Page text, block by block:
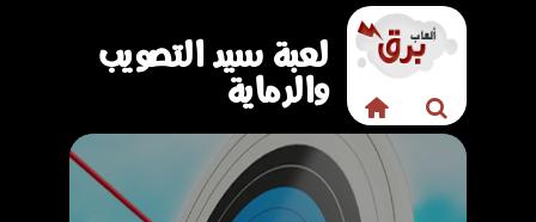
لعبة سيد التصويب
والرماية